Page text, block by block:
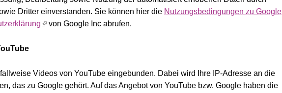
Dritter einverstanden. Sie können hier die Nutzungsbedingungen zu Google
von Google Inc abrufen.
Videos von YouTube eingebunden. Dabei wird Ihre IP-Adresse an die
das zu Google gehört. Auf das Angebot von YouTube bzw. Google haben die